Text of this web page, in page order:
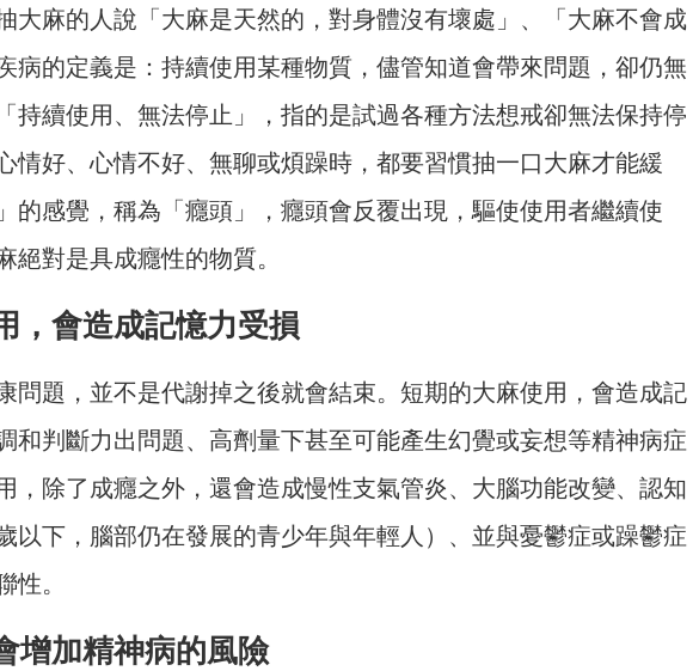
大麻的人說「大麻是天然的，對身體沒有壞處」、「大麻不會成
病的定義是：持續使用某種物質，儘管知道會帶來問題，卻仍無
持續使用、無法停止」，指的是試過各種方法想戒卻無法保持停
情好、心情不好、無聊或煩躁時，都要習慣抽一口大麻才能緩
的感覺，稱為「癮頭」，癮頭會反覆出現，驅使使用者繼續使
絕對是具成癮性的物質。
，會造成記憶力受損
問題，並不是代謝掉之後就會結束。短期的大麻使用，會造成記
和判斷力出問題、高劑量下甚至可能產生幻覺或妄想等精神病症
，除了成癮之外，還會造成慢性支氣管炎、大腦功能改變、認知
以下，腦部仍在發展的青少年與年輕人）、並與憂鬱症或躁鬱症
性。
增加精神病的風險